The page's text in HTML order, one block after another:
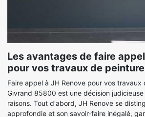
Les avantages de faire
pour vos travaux de peinture
Faire appel à JH Renove pour vos travaux
Givrand 85800 est une décision
raisons. Tout d'abord, JH Renove se
approfondie et son savoir-faire inégalé,